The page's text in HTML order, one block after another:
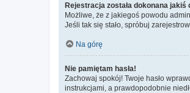
Rejestracja została dokonana
Możliwe, że z jakiegoś powodu
Jeśli tak się stało, spróbuj
Na górę
Nie pamiętam hasła!
Zachowaj spokój! Twoje hasło
instrukcjami, a prawdopodobnie